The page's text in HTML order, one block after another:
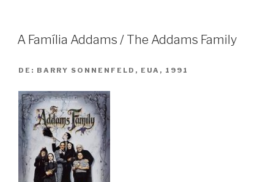
Príncipe
and
the
Half-
Blood
Prince”
A Família Addams / The Addams Family
DE: BARRY SONNENFELD, EUA, 1991